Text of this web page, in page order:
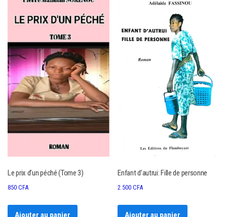
Le prix d’un péché (Tome 3)
850 CFA
Ajouter au panier
Enfant d’autrui: Fille de personne
2.500CFA
Ajouter au panier